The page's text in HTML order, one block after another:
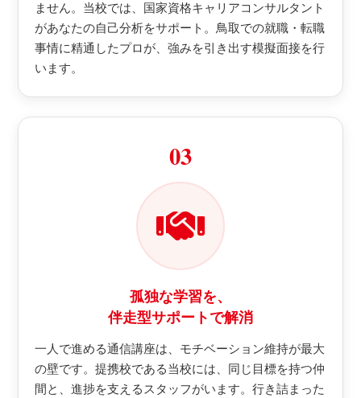
ません。当校では、国家資格キャリアコンサルタント
があなたの自己分析をサポート。鳥取での就職・転職
事情に精通したプロが、強みを引き出す模擬面接を行
います。
03
孤独な学習を、
伴走型サポートで解消
一人で進める通信講座は、モチベーション維持が最大
の壁です。提携校である当校には、同じ目標を持つ仲
間と、進捗を支えるスタッフがいます。行き詰まった